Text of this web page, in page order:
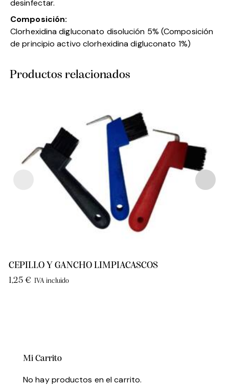
desinfectar.
Composición:
Clorhexidina digluconato disolución 5% (Composición
de principio activo clorhexidina digluconato 1%)
Productos relacionados
CEPILLO Y GANCHO LIMPIACASCOS
1,25 € IVA incluido
Mi Carrito
No hay productos en el carrito.